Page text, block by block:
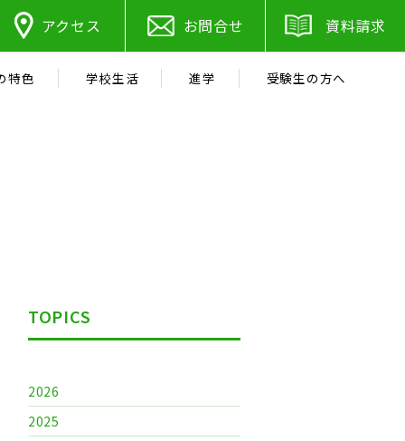
アクセス お問合せ 資料請求
特色 学校生活 進学 受験生の方へ
TOPICS
2026
2025